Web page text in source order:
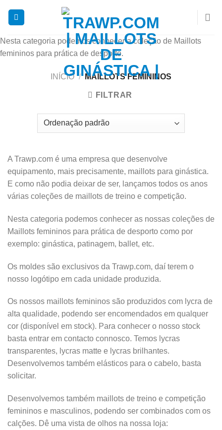
Nesta categoria podemos conhecer a coleção de Maillots
femininos para prática de desporto.
INÍCIO / MAILLOTS FEMININOS
FILTRAR
A Trawp.com é uma empresa que desenvolve
equipamento, mais precisamente, maillots para ginástica.
E como não podia deixar de ser, lançamos todos os anos
várias coleções de maillots de treino e competição.
Nesta categoria podemos conhecer as nossas coleções de
Maillots femininos para prática de desporto como por
exemplo: ginástica, patinagem, ballet, etc.
Os moldes são exclusivos da Trawp.com, daí terem o
nosso logótipo em cada unidade produzida.
Os nossos maillots femininos são produzidos com lycra de
alta qualidade, podendo ser encomendados em qualquer
cor (disponível em stock). Para conhecer o nosso stock
basta entrar em contacto connosco. Temos lycras
transparentes, lycras matte e lycras brilhantes.
Desenvolvemos também elásticos para o cabelo, basta
solicitar.
Desenvolvemos também maillots de treino e competição
femininos e masculinos, podendo ser combinados com os
calções. Dê uma vista de olhos na nossa loja: